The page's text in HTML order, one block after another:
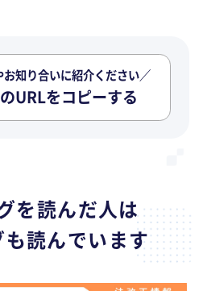
知り合いに紹介ください／
URLをコピーする
を読んだ人は
読んでいます